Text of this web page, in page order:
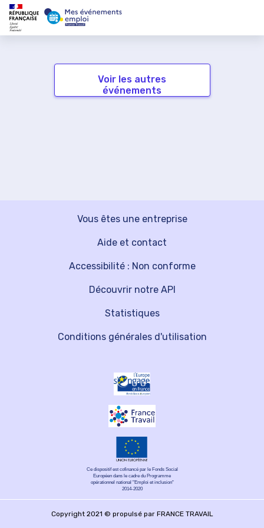
Voir les autres
événements
Vous êtes une entreprise
Découvrir notre API
Aide et contact
Statistiques
Accessibilité : Non conforme
Conditions générales d'utilisation
Ce dispositif est cofinancé par le Fonds Social
Européen dans le cadre du Programme
opérationnel national "Emploi et inclusion"
2014-2020
Copyright 2021 © propulsé par FRANCE TRAVAIL